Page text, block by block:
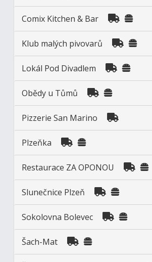
Comix Kitchen & Bar
Klub malých pivovarů
Lokál Pod Divadlem
Obědy u Tůmů
Pizzerie San Marino
Plzeňka
Restaurace ZA OPONOU
Slunečnice Plzeň
Sokolovna Bolevec
Šach-Mat